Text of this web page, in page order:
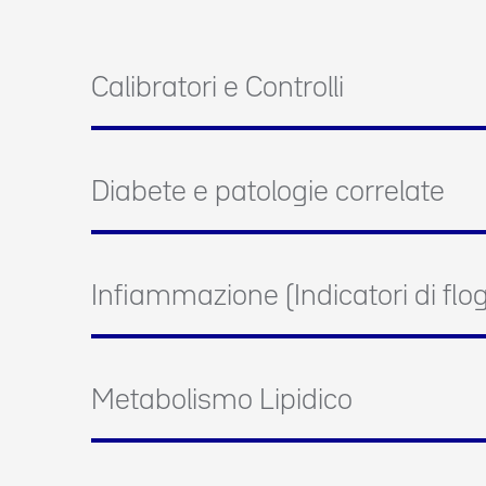
Calibratori e Controlli
Diabete e patologie correlate
Infiammazione (Indicatori di
Metabolismo Lipidico